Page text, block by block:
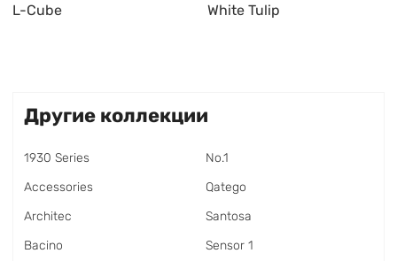
L-Cube White Tulip
Другие коллекции
1930 Series
Accessories
Architec
Bacino
No.1
Qatego
Santosa
Sensor 1